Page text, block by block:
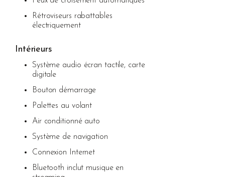
Rétroviseurs rabattables
électriquement
Intérieurs
Système audio écran tactile, carte
digitale
Bouton démarrage
Palettes au volant
Air conditionné auto
Système de navigation
Connexion Internet
Bluetooth inclut musique en